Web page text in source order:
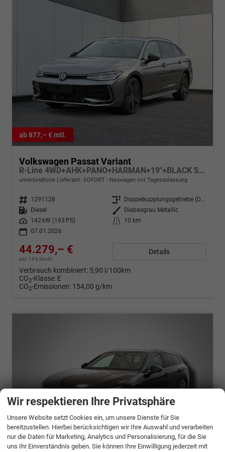
ab 877,– € mtl.
Volkswagen Passat Variant
R-Line 4WD+AHK+PANO+HARMAN+19"+BLACK STYLE
unverbindliche Lieferzeit: SOFORT Neuwagen mit Tageszulassung
Fahrzeugnr. 1291128 Getriebe
Doppelkupplungsgetriebe (DSG)
Kraftstoff
Diesel Außenfarbe
Diabasgrau Metallic
Leistung
142 kW (193 PS) Kilometerstand
10 km
07.01.2026
44.279,– €
incl. 19% MwSt.
Details
Verbrauch kombiniert: 5,90 l/100km
CO2-Klasse: E
CO2-Emissionen: 154,00 g/km
Wir respektieren Ihre Privatsphäre
Unsere Website setzt Cookies ein, um unsere Dienste für Sie
bereitzustellen. Hierbei berücksichtigen wir Ihre Auswahl und verarbeiten
nur die Daten für Marketing, Analytics und Personalisierung, für die Sie
uns Ihr Einverständnis geben. Sie können Ihre Einwilligung jederzeit mit